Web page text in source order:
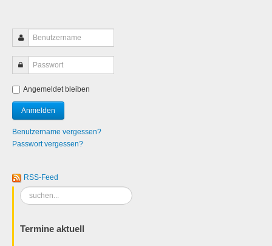
Angemeldet bleiben
Benutzername vergessen?
Passwort vergessen?
RSS-Feed
Suchen
...
Termine aktuell